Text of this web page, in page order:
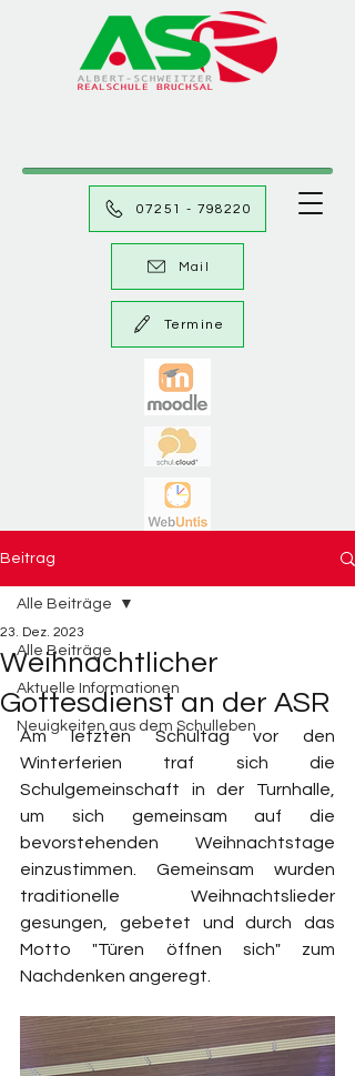
Mail
07251 - 798220
Termine
Beitrag
Alle Beiträge
Aktuelle Informationen
Neuigkeiten aus dem Schulleben
Alle Beiträge
Weihnachtlicher
Gottesdienst an der ASR
23. Dez. 2023
Am letzten Schultag vor den
Winterferien traf sich die
Schulgemeinschaft in der Turnhalle,
um sich gemeinsam auf die
bevorstehenden Weihnachtstage
einzustimmen. Gemeinsam wurden
traditionelle Weihnachtslieder
gesungen, gebetet und durch das
Motto "Türen öffnen sich" zum
Nachdenken angeregt.